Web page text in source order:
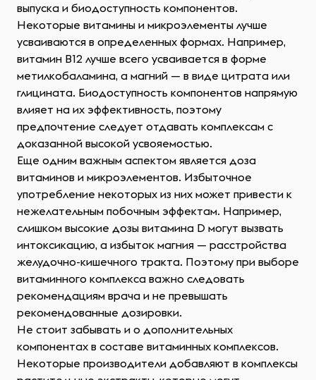
выпуска и биодоступность компонентов.
Некоторые витамины и микроэлементы лучше
усваиваются в определенных формах. Например,
витамин B12 лучше всего усваивается в форме
метилкобаламина, а магний — в виде цитрата или
глицината. Биодоступность компонентов напрямую
влияет на их эффективность, поэтому
предпочтение следует отдавать комплексам с
доказанной высокой усвояемостью.
Еще одним важным аспектом является доза
витаминов и микроэлементов. Избыточное
употребление некоторых из них может привести к
нежелательным побочным эффектам. Например,
слишком высокие дозы витамина D могут вызвать
интоксикацию, а избыток магния — расстройства
желудочно-кишечного тракта. Поэтому при выборе
витаминного комплекса важно следовать
рекомендациям врача и не превышать
рекомендованные дозировки.
Не стоит забывать и о дополнительных
компонентах в составе витаминных комплексов.
Некоторые производители добавляют в комплексы